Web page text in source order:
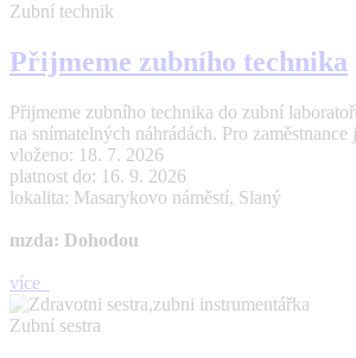
Zubní technik
Přijmeme zubního technika
Přijmeme zubního technika do zubní
na snímatelných náhrádách. Pro zaměstnance
vloženo: 18. 7. 2026
platnost do: 16. 9. 2026
lokalita: Masarykovo náměstí, Slaný
mzda: Dohodou
více
Zubní sestra